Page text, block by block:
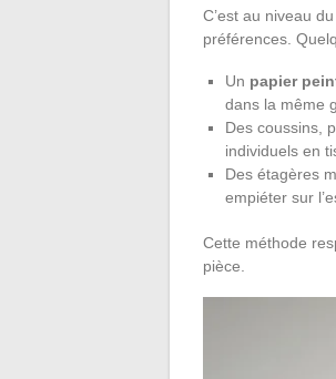
C’est au niveau
préférences.
Un papier
dans la même
Des coussins,
individuels en
Des étagères
empiéter sur
Cette méthode
pièce.